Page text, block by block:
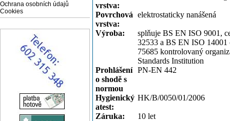
Ochrana osobních údajů
Cookies
vrstva:
Povrchová
vrstva:
elektrostaticky nanášená
Výroba:
splňuje BS EN ISO 9001,
32533 a BS EN ISO
75685 kontrolovaný
Standards Institution
Prohlášení
o shodě s
normou
PN-EN 442
Hygienický
atest:
HK/B/0050/01/2006
Záruka: 10 let